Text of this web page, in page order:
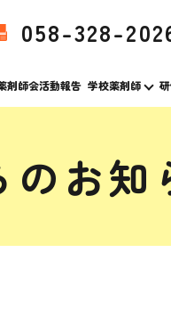
剤師会活動報告 学校薬剤師
058-328-
お知